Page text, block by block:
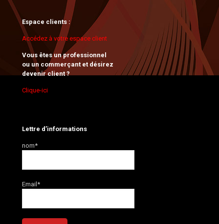
Espace clients :
Accédez à votre espace client
Vous êtes un professionnel
ou un commerçant et désirez
devenir client ?
Clique-ici
Lettre d’informations
nom*
Email*